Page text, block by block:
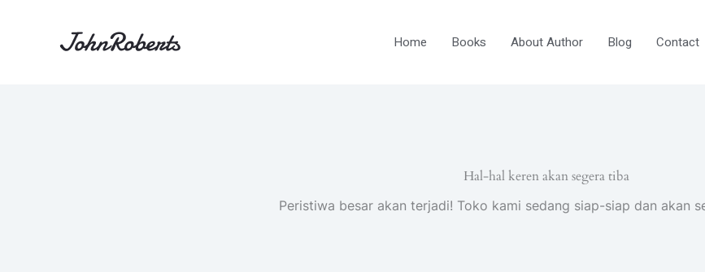
Home Books About Author Blog Contact
Hal-hal keren akan segera tiba
Peristiwa besar akan terjadi! Toko kami sedang siap-siap dan akan